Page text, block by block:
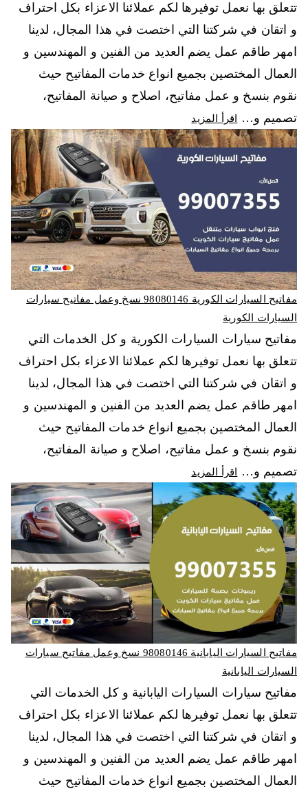
تتعلق بها نعمل توفيرها لكم عملائنا الاعزاء بكل احتراف
و اتقان في شركتنا التي اختصت في هذا المجال، لدينا
امهر طاقم عمل يضم العديد من الفنين و المهندسين و
العمال المختصين بجميع انواع خدمات المفاتيح حيث
نقوم بنسخ و عمل مفاتيح، اصلاح و صيانة المفاتيح،
تصميم و…
اقرأ المزيد
مفاتيح السيارات الكورية 98080146‬ نسخ وعمل مفاتيح سيارات
السيارات الكورية
مفاتيح سيارات السيارات الكورية و كل الخدمات التي
تتعلق بها نعمل توفيرها لكم عملائنا الاعزاء بكل احتراف
و اتقان في شركتنا التي اختصت في هذا المجال، لدينا
امهر طاقم عمل يضم العديد من الفنين و المهندسين و
العمال المختصين بجميع انواع خدمات المفاتيح حيث
نقوم بنسخ و عمل مفاتيح، اصلاح و صيانة المفاتيح،
تصميم و…
اقرأ المزيد
مفاتيح السيارات اليابانية 98080146‬ نسخ وعمل مفاتيح سيارات
السيارات اليابانية
مفاتيح سيارات السيارات اليابانية و كل الخدمات التي
تتعلق بها نعمل توفيرها لكم عملائنا الاعزاء بكل احتراف
و اتقان في شركتنا التي اختصت في هذا المجال، لدينا
امهر طاقم عمل يضم العديد من الفنين و المهندسين و
العمال المختصين بجميع انواع خدمات المفاتيح حيث